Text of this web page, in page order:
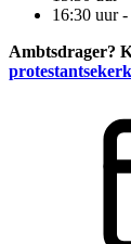
16:30 uur
Ambtsdrager?